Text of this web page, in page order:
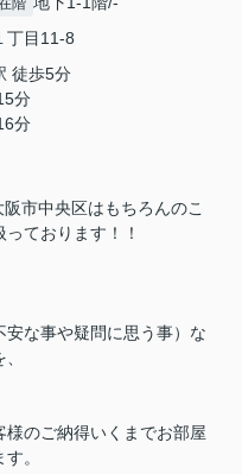
階
丁目11-8
徒歩5分
分
分
市中央区はもちろんのこ
ております！！
な事や疑問に思う事）な
のご納得いくまでお部屋
。